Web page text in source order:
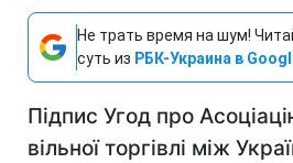
Не трать время на шум!
суть из РБК-Украина в
Підпис Угод про
вільної торгівлі між